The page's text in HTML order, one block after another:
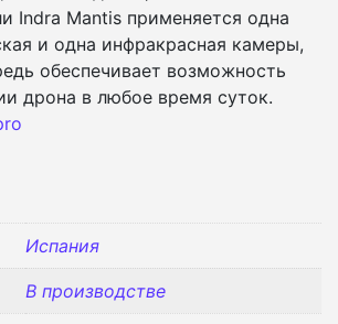
Indra Mantis применяется одна
и одна инфракрасная камеры,
обеспечивает возможность
дрона в любое время суток.
Испания
В производстве